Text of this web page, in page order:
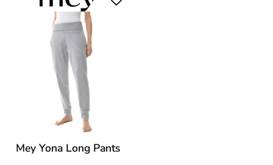
Mey Yona Long Pants